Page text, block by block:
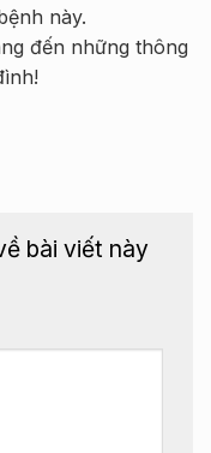
này.
đến những thông
bài viết này